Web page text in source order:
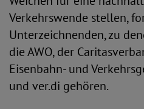
Verkehrswende stellen,
Unterzeichnenden, zu
die AWO, der
Eisenbahn- und
und ver.di gehören.